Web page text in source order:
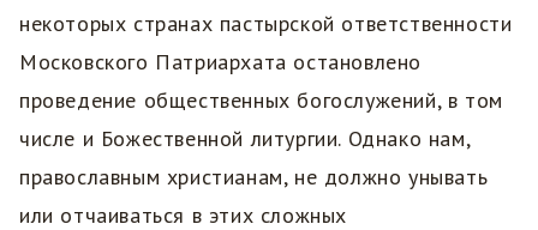
некоторых странах пастырской ответственности
Московского Патриархата остановлено
проведение общественных богослужений, в том
числе и Божественной литургии. Однако нам,
православным христианам, не должно унывать
или отчаиваться в этих сложных